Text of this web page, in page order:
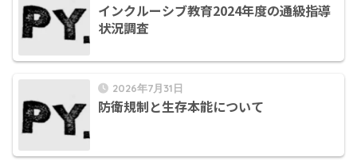
インクルーシブ教育2024年度の通級指導
状況調査
2026年7月31日
防衛規制と生存本能について